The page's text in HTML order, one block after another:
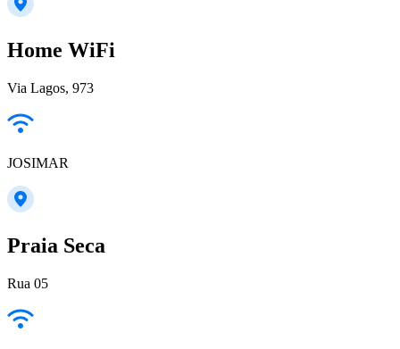
Home WiFi
Via Lagos, 973
JOSIMAR
Praia Seca
Rua 05